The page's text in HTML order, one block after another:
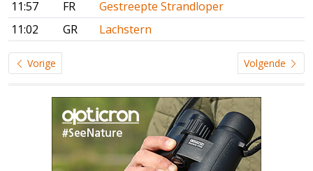
11:57
FR
Gestreepte Strandloper
11:02
GR Lachstern
Vorige Volgende